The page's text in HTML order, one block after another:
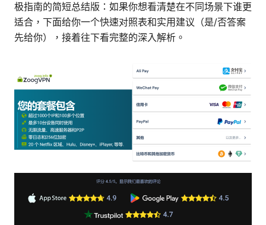
极指南的简短总结版：如果你想看清楚在不同场景下谁更
适合，下面给你一个快速对照表和实用建议（是/否答案
先给你），接着往下看完整的深入解析。